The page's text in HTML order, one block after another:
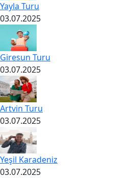
Yayla Turu
03.07.2025
Giresun Turu
03.07.2025
Artvin Turu
03.07.2025
Yeşil Karadeniz
03.07.2025